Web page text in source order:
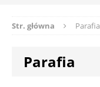
Str. główna Parafia
Parafia